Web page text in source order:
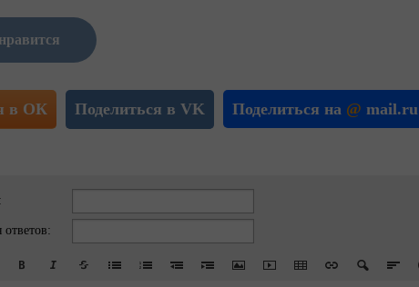
в ОК Поделиться в VK Поделиться на @ mail.ru